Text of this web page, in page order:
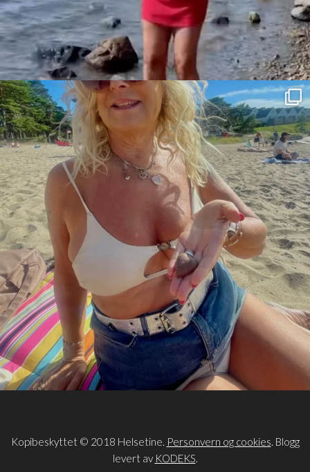
Kopibeskyttet © 2018 Helsetine. Personvern og cookies. Blogg
levert av KODEKS.